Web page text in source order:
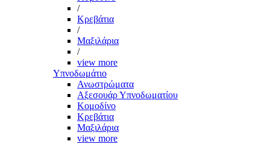
/
Κρεβάτια
/
Μαξιλάρια
/
view more
Υπνοδωμάτιο
Ανωστρώματα
Αξεσουάρ Υπνοδωματίου
Κομοδίνο
Κρεβάτια
Μαξιλάρια
view more